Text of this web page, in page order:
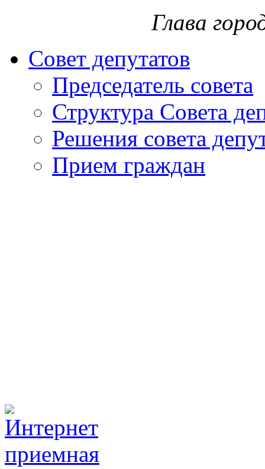
Глава
Совет депутатов
Председатель совета
Структура Совета
Решения совета
Прием граждан